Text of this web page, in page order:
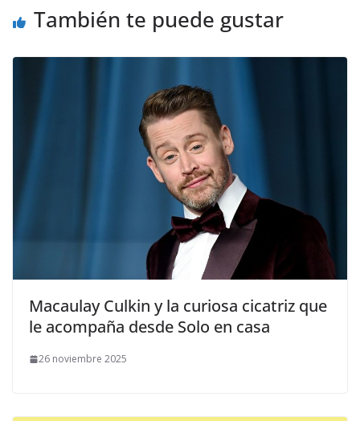
También te puede gustar
​Macaulay Culkin y la curiosa cicatriz que
le acompaña desde Solo en casa
26 noviembre 2025